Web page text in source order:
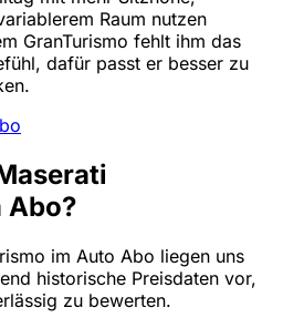
Raum nutzen
GranTurismo fehlt ihm das
dafür passt er besser zu
Abo?
im Auto Abo liegen uns
historische Preisdaten vor,
zu bewerten.